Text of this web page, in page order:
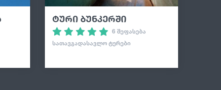
13
ტური ბუნკერში
6 შეფასება
ᲡᲐᲗᲐᲕᲒᲐᲓᲐᲡᲐᲕᲚᲝ ᲢᲣᲠᲔᲑᲘ